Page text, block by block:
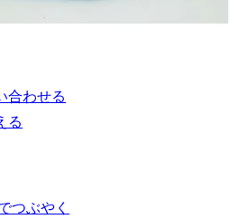
合わせる
る
つぶやく